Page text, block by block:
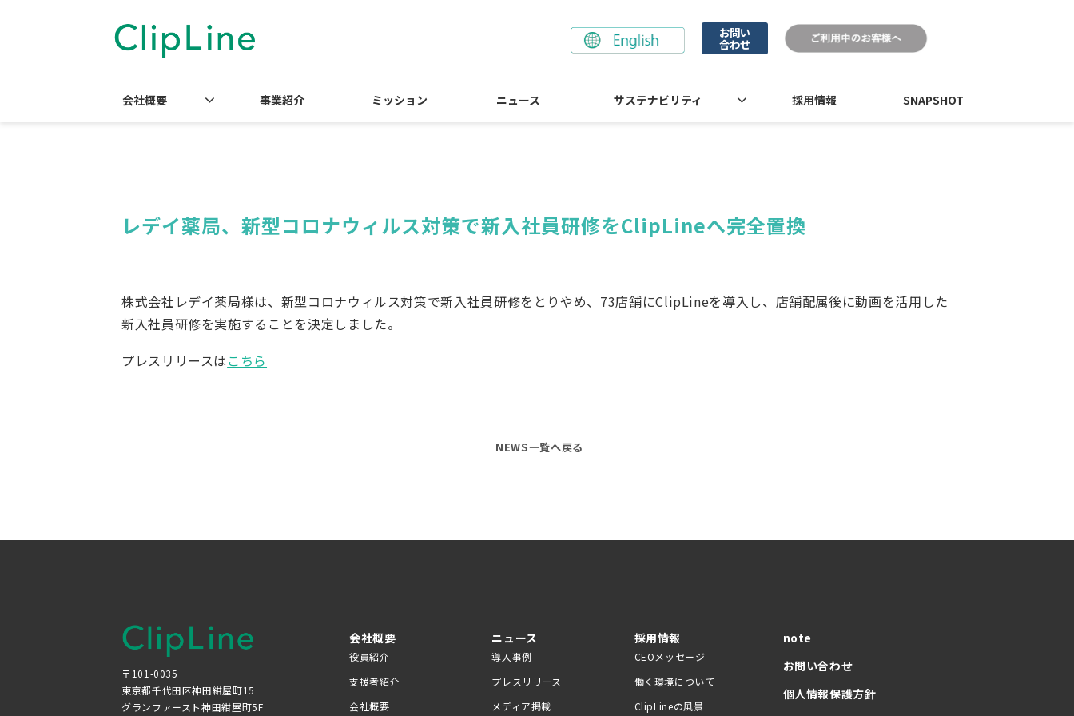
お問い
合わせ
会社概要 事業紹介 ミッション ニュース サステナビリティ 採用情報 SNAPSHOT
レデイ薬局、新型コロナウィルス対策で新入社員研修をClipLineへ完全置換
株式会社レデイ薬局様は、新型コロナウィルス対策で新入社員研修をとりやめ、73店舗にClipLineを導入し、店舗配属後に動画を活用した
新入社員研修を実施することを決定しました。
プレスリリースはこちら
NEWS一覧へ戻る
〒101-0035
東京都千代田区神田紺屋町15
グランファースト神田紺屋町5F
会社概要
役員紹介
支援者紹介
会社概要
ニュース
導入事例
プレスリリース
メディア掲載
採用情報
CEOメッセージ
働く環境について
ClipLineの風景
note
お問い合わせ
個人情報保護方針